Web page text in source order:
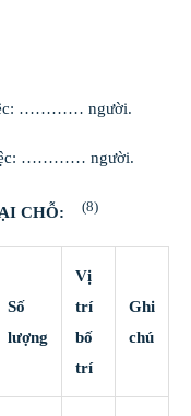
………… người.
………… người.
CHỖ: (8)
Số
lượng
Vị
trí
bố
trí
Ghi
chú